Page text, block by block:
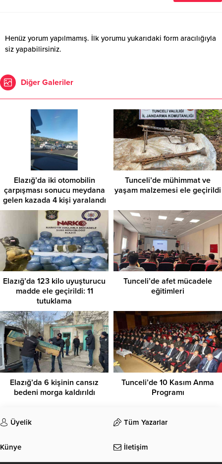
Henüz yorum yapılmamış. İlk yorumu yukarıdaki form aracılığıyla
siz yapabilirsiniz.
Diğer Galeriler
Elazığ’da iki otomobilin
çarpışması sonucu meydana
gelen kazada 4 kişi yaralandı
Tunceli’de mühimmat ve
yaşam malzemesi ele geçirildi
Elazığ’da 123 kilo uyuşturucu
madde ele geçirildi: 11
tutuklama
Tunceli’de afet mücadele
eğitimleri
Elazığ’da 6 kişinin cansız
bedeni morga kaldırıldı
Tunceli’de 10 Kasım Anma
Programı
Üyelik Tüm Yazarlar
Künye İletişim